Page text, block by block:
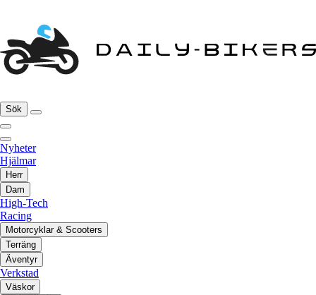
Sök
Nyheter
Hjälmar
Herr
Dam
High-Tech
Racing
Motorcyklar & Scooters
Terräng
Äventyr
Verkstad
Väskor